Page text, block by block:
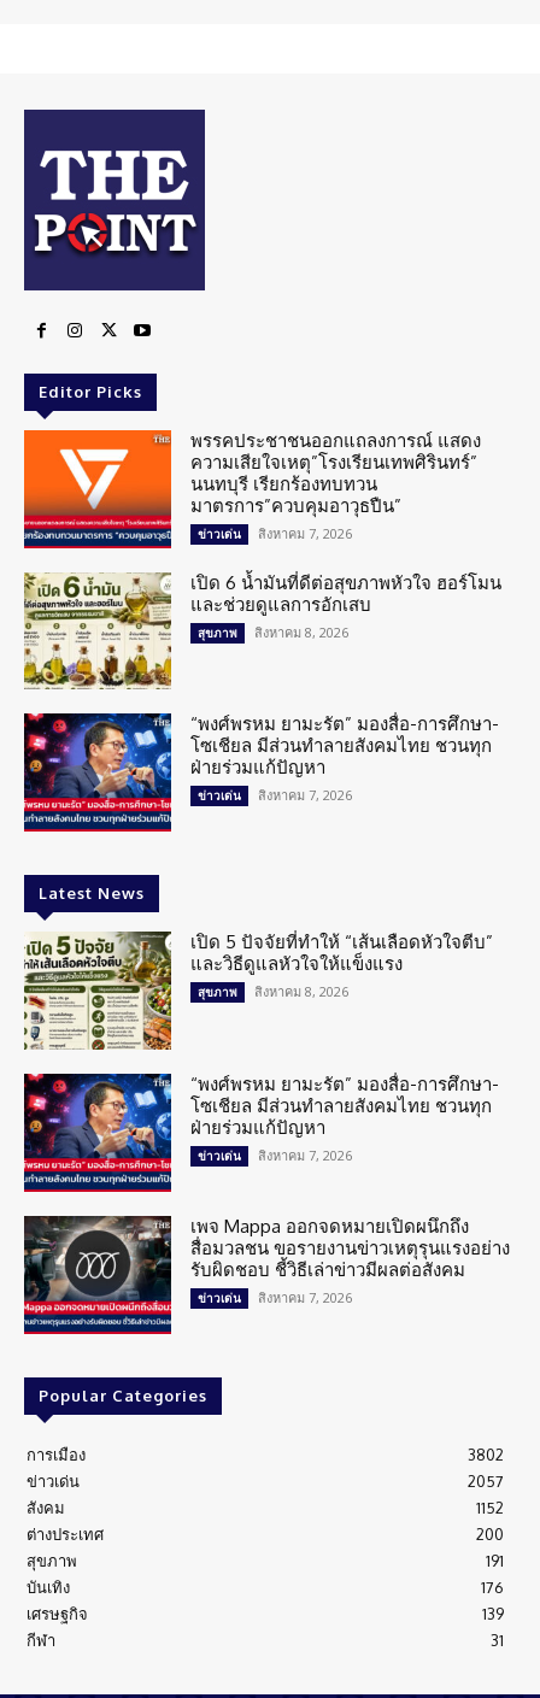
Editor Picks
พรรคประชาชนออกแถลงการณ์ แสดง
ความเสียใจเหตุ”โรงเรียนเทพศิรินทร์”
นนทบุรี เรียกร้องทบทวน
มาตรการ”ควบคุมอาวุธปืน”
ข่าวเด่น สิงหาคม 7, 2026
เปิด 6 น้ำมันที่ดีต่อสุขภาพหัวใจ ฮอร์โมน
และช่วยดูแลการอักเสบ
สุขภาพ สิงหาคม 8, 2026
“พงศ์พรหม ยามะรัต” มองสื่อ-การศึกษา-
โซเชียล มีส่วนทำลายสังคมไทย ชวนทุก
ฝ่ายร่วมแก้ปัญหา
ข่าวเด่น สิงหาคม 7, 2026
Latest News
เปิด 5 ปัจจัยที่ทำให้ “เส้นเลือดหัวใจตีบ”
และวิธีดูแลหัวใจให้แข็งแรง
สุขภาพ สิงหาคม 8, 2026
“พงศ์พรหม ยามะรัต” มองสื่อ-การศึกษา-
โซเชียล มีส่วนทำลายสังคมไทย ชวนทุก
ฝ่ายร่วมแก้ปัญหา
ข่าวเด่น สิงหาคม 7, 2026
เพจ Mappa ออกจดหมายเปิดผนึกถึง
สื่อมวลชน ขอรายงานข่าวเหตุรุนแรงอย่าง
รับผิดชอบ ชี้วิธีเล่าข่าวมีผลต่อสังคม
ข่าวเด่น สิงหาคม 7, 2026
Popular Categories
การเมือง
3802
ข่าวเด่น
2057
สังคม
1152
ต่างประเทศ
200
สุขภาพ
191
บันเทิง
176
เศรษฐกิจ
139
กีฬา
31